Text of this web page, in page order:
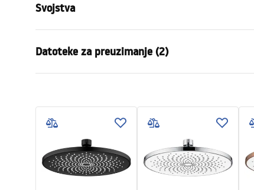
Svojstva
Materijal
Način montaže
Na vijke
Jamstvo
24
Datoteke za preuzimanje (2)